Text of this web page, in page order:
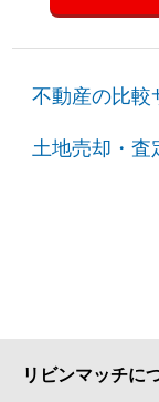
不動産の比較
土地売却・査
リビンマッチに